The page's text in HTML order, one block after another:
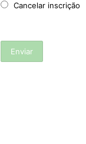
Cancelar inscrição